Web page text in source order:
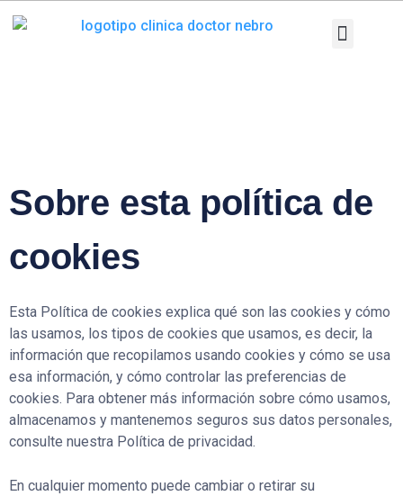
Sobre esta política de
cookies
Esta Política de cookies explica qué son las cookies y cómo
las usamos, los tipos de cookies que usamos, es decir, la
información que recopilamos usando cookies y cómo se usa
esa información, y cómo controlar las preferencias de
cookies. Para obtener más información sobre cómo usamos,
almacenamos y mantenemos seguros sus datos personales,
consulte nuestra Política de privacidad.
En cualquier momento puede cambiar o retirar su